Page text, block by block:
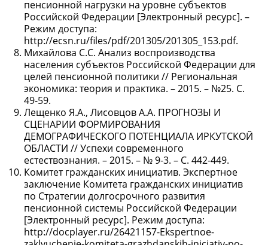
пенсионной нагрузки на уровне субъектов
Российской Федерации [Электронный ресурс]. –
Режим доступа:
http://ecsn.ru/files/pdf/201305/201305_153.pdf.
Михайлова С.С. Анализ воспроизводства
населения субъектов Российской Федерации для
целей пенсионной политики // Региональная
экономика: теория и практика. – 2015. – №25. С.
49-59.
Лещенко Я.А., Лисовцов А.А. ПРОГНОЗЫ И
СЦЕНАРИИ ФОРМИРОВАНИЯ
ДЕМОГРАФИЧЕСКОГО ПОТЕНЦИАЛА ИРКУТСКОЙ
ОБЛАСТИ // Успехи современного
естествознания. – 2015. – № 9-3. – С. 442-449.
Комитет гражданских инициатив. Экспертное
заключение Комитета гражданских инициатив
по Стратегии долгосрочного развития
пенсионной системы Российской Федерации
[Электронный ресурс]. Режим доступа:
http://docplayer.ru/26421157-Ekspertnoe-